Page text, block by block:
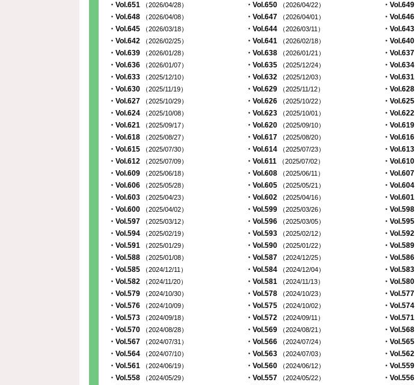
・Vol.651 （2026/04/28） ・Vol.650 （2026/04/22） ・Vol.649
・Vol.648 （2026/04/08） ・Vol.647 （2026/04/01） ・Vol.646
・Vol.645 （2026/03/18） ・Vol.644 （2026/03/11） ・Vol.643
・Vol.642 （2026/02/25） ・Vol.641 （2026/02/18） ・Vol.640
・Vol.639 （2026/01/28） ・Vol.638 （2026/01/21） ・Vol.637
・Vol.636 （2026/01/07） ・Vol.635 （2025/12/24） ・Vol.634
・Vol.633 （2025/12/10） ・Vol.632 （2025/12/03） ・Vol.631
・Vol.630 （2025/11/19） ・Vol.629 （2025/11/12） ・Vol.628
・Vol.627 （2025/10/29） ・Vol.626 （2025/10/22） ・Vol.625
・Vol.624 （2025/10/08） ・Vol.623 （2025/10/01） ・Vol.622
・Vol.621 （2025/09/17） ・Vol.620 （2025/09/10） ・Vol.619
・Vol.618 （2025/08/27） ・Vol.617 （2025/08/20） ・Vol.616
・Vol.615 （2025/07/30） ・Vol.614 （2025/07/23） ・Vol.613
・Vol.612 （2025/07/09） ・Vol.611 （2025/07/02） ・Vol.610
・Vol.609 （2025/06/18） ・Vol.608 （2025/06/11） ・Vol.607
・Vol.606 （2025/05/28） ・Vol.605 （2025/05/21） ・Vol.604
・Vol.603 （2025/04/23） ・Vol.602 （2025/04/16） ・Vol.601
・Vol.600 （2025/04/02） ・Vol.599 （2025/03/26） ・Vol.598
・Vol.597 （2025/03/12） ・Vol.596 （2025/03/05） ・Vol.595
・Vol.594 （2025/02/19） ・Vol.593 （2025/02/12） ・Vol.592
・Vol.591 （2025/01/29） ・Vol.590 （2025/01/22） ・Vol.589
・Vol.588 （2025/01/08） ・Vol.587 （2024/12/25） ・Vol.586
・Vol.585 （2024/12/11） ・Vol.584 （2024/12/04） ・Vol.583
・Vol.582 （2024/11/20） ・Vol.581 （2024/11/13） ・Vol.580
・Vol.579 （2024/10/30） ・Vol.578 （2024/10/23） ・Vol.577
・Vol.576 （2024/10/09） ・Vol.575 （2024/10/02） ・Vol.574
・Vol.573 （2024/09/18） ・Vol.572 （2024/09/11） ・Vol.571
・Vol.570 （2024/08/28） ・Vol.569 （2024/08/21） ・Vol.568
・Vol.567 （2024/07/31） ・Vol.566 （2024/07/24） ・Vol.565
・Vol.564 （2024/07/10） ・Vol.563 （2024/07/03） ・Vol.562
・Vol.561 （2024/06/19） ・Vol.560 （2024/06/12） ・Vol.559
・Vol.558 （2024/05/29） ・Vol.557 （2024/05/22） ・Vol.556